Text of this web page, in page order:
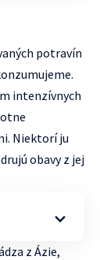
potravín
intenzívnych
Niektorí ju
obavy z jej
z Ázie,